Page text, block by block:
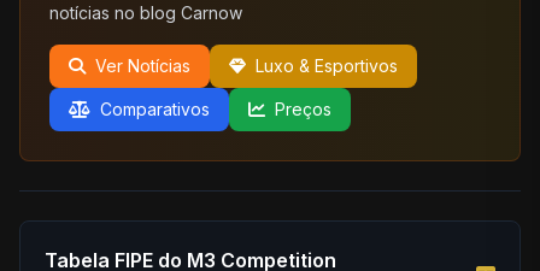
notícias no blog Carnow
Ver Notícias Luxo & Esportivos
Comparativos Preços
Tabela FIPE do M3 Competition